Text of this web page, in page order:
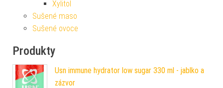
Xylitol
Sušené maso
Sušené ovoce
Produkty
Usn immune hydrator low sugar 330 ml - jablko a
zázvor